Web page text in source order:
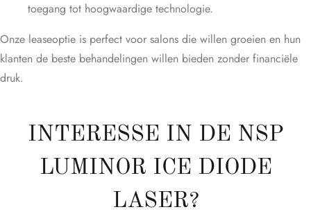
toegang tot hoogwaardige technologie.
Onze leaseoptie is perfect voor salons die willen groeien en hun
klanten de beste behandelingen willen bieden zonder financiële
druk.
INTERESSE IN DE NSP
LUMINOR ICE DIODE
LASER?